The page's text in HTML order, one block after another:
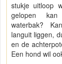
stukje uitloop
gelopen
waterbak?
languit liggen,
en de
Een hond wil